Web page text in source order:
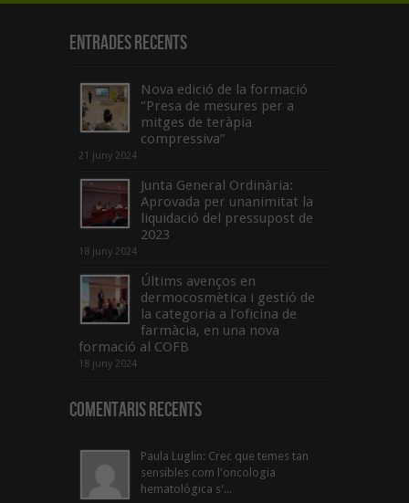
Entrades recents
Nova edició de la formació
“Presa de mesures per a
mitges de teràpia
compressiva”
21 juny 2024
Junta General Ordinària:
Aprovada per unanimitat la
liquidació del pressupost de
2023
18 juny 2024
Últims avenços en
dermocosmètica i gestió de
la categoria a l’oficina de
farmàcia, en una nova
formació al COFB
18 juny 2024
Comentaris Recents
Paula Luglin: Crec que temes tan
sensibles com l'oncologia
hematològica s'...